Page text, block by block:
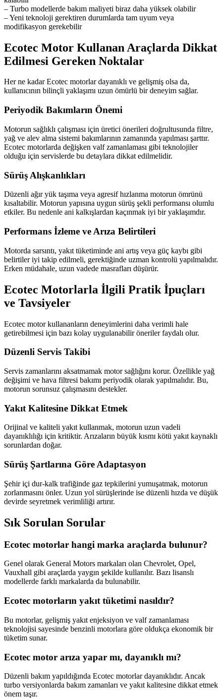
– Turbo modellerde bakım maliyeti biraz daha yüksek olabilir
– Yeni teknoloji gerektiren durumlarda tam uyum veya
modifikasyon gerekebilir
Ecotec Motor Kullanan Araçlarda Dikkat
Edilmesi Gereken Noktalar
Her ne kadar Ecotec motorlar dayanıklı ve gelişmiş olsa da,
kullanıcının bilinçli yaklaşımı uzun ömürlü bir deneyim sağlar.
Periyodik Bakımların Önemi
Motorun sağlıklı çalışması için üretici önerileri doğrultusunda filtre,
yağ ve alev alma sistemi bakımlarının zamanında yapılması şarttır.
Ecotec motorlarda değişken valf zamanlaması gibi teknolojiler
olduğu için servislerde bu detaylara dikkat edilmelidir.
Sürüş Alışkanlıkları
Düzenli ağır yük taşıma veya agresif hızlanma motorun ömrünü
kısaltabilir. Motorun yapısına uygun sürüş şekli performansı olumlu
etkiler. Bu nedenle ani kalkışlardan kaçınmak iyi bir yaklaşımdır.
Performans İzleme ve Arıza Belirtileri
Motorda sarsıntı, yakıt tüketiminde ani artış veya güç kaybı gibi
belirtiler iyi takip edilmeli, gerektiğinde uzman kontrolü yapılmalıdır.
Erken müdahale, uzun vadede masrafları düşürür.
Ecotec Motorlarla İlgili Pratik İpuçları
ve Tavsiyeler
Ecotec motor kullananların deneyimlerini daha verimli hale
getirebilmesi için bazı kolay uygulanabilir öneriler faydalı olur.
Düzenli Servis Takibi
Servis zamanlarını aksatmamak motor sağlığını korur. Özellikle yağ
değişimi ve hava filtresi bakımı periyodik olarak yapılmalıdır. Bu,
motorun sorunsuz çalışmasını destekler.
Yakıt Kalitesine Dikkat Etmek
Orijinal ve kaliteli yakıt kullanmak, motorun uzun vadeli
dayanıklılığı için kritiktir. Arızaların büyük kısmı kötü yakıt kaynaklı
sorunlardan doğar.
Sürüş Şartlarına Göre Adaptasyon
Şehir içi dur-kalk trafiğinde gaz tepkilerini yumuşatmak, motorun
zorlanmasını önler. Uzun yol sürüşlerinde ise düzenli hızda ve düşük
devirde seyretmek verimliliği artırır.
Sık Sorulan Sorular
Ecotec motorlar hangi marka araçlarda bulunur?
Genel olarak General Motors markaları olan Chevrolet, Opel,
Vauxhall gibi araçlarda yaygın şekilde kullanılır. Bazı lisanslı
modellerde farklı markalarda da bulunabilir.
Ecotec motorların yakıt tüketimi nasıldır?
Bu motorlar, gelişmiş yakıt enjeksiyon ve valf zamanlaması
teknolojisi sayesinde benzinli motorlara göre oldukça ekonomik bir
tüketim sunar.
Ecotec motor arıza yapar mı, dayanıklı mı?
Düzenli bakım yapıldığında Ecotec motorlar dayanıklıdır. Ancak
turbo versiyonlarda bakım zamanları ve yakıt kalitesine dikkat etmek
önem taşır.